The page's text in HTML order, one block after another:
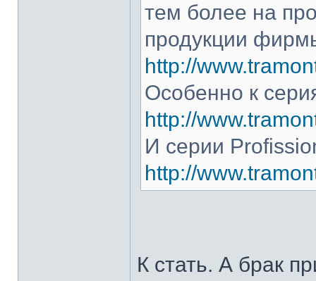
тем более на
продукции
http://
Особенно к
http://
И серии
http://
К стать. А брак